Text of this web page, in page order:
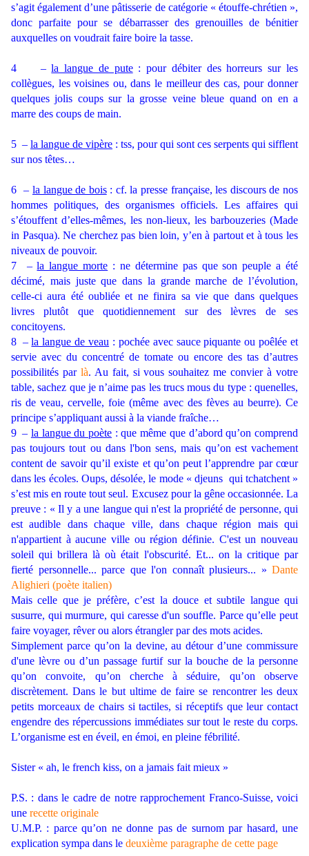
s’agit également d’une pâtisserie de catégorie « étouffe-chrétien »,
donc parfaite pour se débarrasser des grenouilles de bénitier
auxquelles on voudrait faire boire la tasse.
4 –la langue de pute: pour débiter des horreurs sur les
collègues, les voisines ou, dans le meilleur des cas, pour donner
quelques jolis coups sur la grosse veine bleue quand on en a
marre des coups de main.
5 – la langue de vipère : tss, pour qui sont ces serpents qui sifflent
sur nos têtes…
6 – la langue de bois: cf. la presse française, les discours de nos
hommes politiques, des organismes officiels. Les affaires qui
s’étouffent d’elles-mêmes, les non-lieux, les barbouzeries (Made
in Pasqua). Ne cherchez pas bien loin, y’en à partout et à tous les
niveaux de pouvoir.
7
–la langue morte : ne détermine pas que son peuple a été
décimé, mais juste que dans la grande marche de l’évolution,
celle-ci aura été oubliée et ne finira sa vie que dans quelques
livres plutôt que quotidiennement sur des lèvres de ses
concitoyens.
8 –la langue de veau : pochée avec sauce piquante ou poêlée et
servie avec du concentré de tomate ou encore des tas d’autres
possibilités par là. Au fait, si vous souhaitez me convier à votre
table, sachez que je n’aime pas les trucs mous du type : quenelles,
ris de veau, cervelle, foie (même avec des fèves au beurre). Ce
principe s’appliquant aussi à la viande fraîche…
9 – la langue du poète : que même que d’abord qu’on comprend
pas toujours tout ou dans l'bon sens, mais qu’on est vachement
content de savoir qu’il existe et qu’on peut l’apprendre par cœur
dans les écoles. Oups, désolée, le mode « djeuns qui tchatchent »
s’est mis en route tout seul. Excusez pour la gêne occasionnée. La
preuve : « Il y a une langue qui n'est la propriété de personne, qui
est audible dans chaque ville, dans chaque région mais qui
n'appartient à aucune ville ou région définie. C'est un nouveau
soleil qui brillera là où était l'obscurité. Et... on la critique par
fierté personnelle... parce que l'on connaît plusieurs... » Dante
Alighieri (poète italien)
Mais celle que je préfère, c’est la douce et subtile langue qui
susurre, qui murmure, qui caresse d'un souffle. Parce qu’elle peut
faire voyager, rêver ou alors étrangler par des mots acides.
Simplement parce qu’on la devine, au détour d’une commissure
d'une lèvre ou d’un passage furtif sur la bouche de la personne
qu’on convoite, qu’on cherche à séduire, qu’on observe
discrètement. Dans le but ultime de faire se rencontrer les deux
petits morceaux de chairs si tactiles, si réceptifs que leur contact
engendre des répercussions immédiates sur tout le reste du corps.
L’organisme est en éveil, en émoi, en pleine fébrilité.
Sister « ah, le french kiss, on a jamais fait mieux »
P.S. : dans le cadre de notre rapprochement Franco-Suisse, voici
une recette originale
U.M.P. : parce qu’on ne donne pas de surnom par hasard, une
explication sympa dans le deuxième paragraphe de cette page